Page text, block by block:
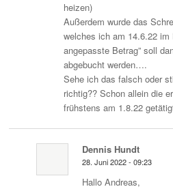
heizen)
Außerdem wurde das
welches ich am 14.6.22 im
angepasste Betrag” soll
abgebucht werden….
Sehe ich das falsch oder
richtig?? Schon allein die
frühstens am 1.8.22
Dennis Hundt
28. Juni 2022 - 09:23
Hallo Andreas,